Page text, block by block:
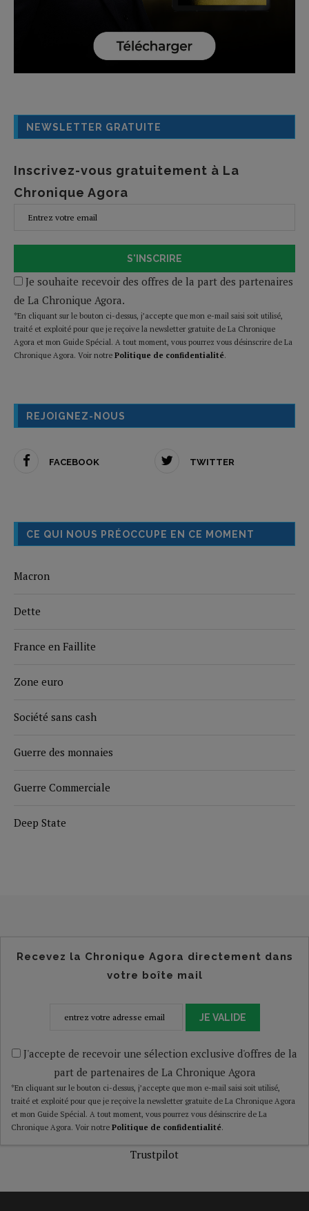
NEWSLETTER GRATUITE
Inscrivez-vous gratuitement à La
Chronique Agora
S'INSCRIRE
Je souhaite recevoir des offres de la part des partenaires
de La Chronique Agora.
*En cliquant sur le bouton ci-dessus, j’accepte que mon e-mail saisi soit utilisé,
traité et exploité pour que je reçoive la newsletter gratuite de La Chronique
Agora et mon Guide Spécial. A tout moment, vous pourrez vous désinscrire de La
Chronique Agora. Voir notre Politique de confidentialité.
REJOIGNEZ-NOUS
FACEBOOK TWITTER
CE QUI NOUS PRÉOCCUPE EN CE MOMENT
Macron
Dette
France en Faillite
Zone euro
Société sans cash
Guerre des monnaies
Guerre Commerciale
Deep State
Recevez la Chronique Agora directement dans
votre boîte mail
JE VALIDE
J'accepte de recevoir une sélection exclusive d'offres de la
part de partenaires de La Chronique Agora
*En cliquant sur le bouton ci-dessus, j’accepte que mon e-mail saisi soit utilisé,
traité et exploité pour que je reçoive la newsletter gratuite de La Chronique Agora
et mon Guide Spécial. A tout moment, vous pourrez vous désinscrire de La
Chronique Agora. Voir notre Politique de confidentialité.
Trustpilot